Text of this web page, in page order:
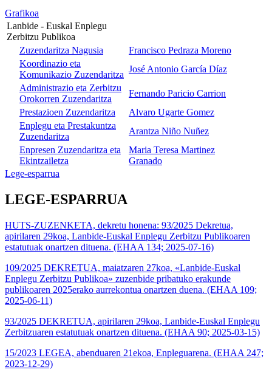
Grafikoa
Lanbide - Euskal Enplegu
Zerbitzu Publikoa
Zuzendaritza Nagusia
Francisco Pedraza Moreno
Koordinazio eta
Komunikazio Zuzendaritza
José Antonio García Díaz
Administrazio eta Zerbitzu
Orokorren Zuzendaritza
Fernando Paricio Carrion
Prestazioen Zuzendaritza
Alvaro Ugarte Gomez
Enplegu eta Prestakuntza
Zuzendaritza
Arantza Niño Nuñez
Enpresen Zuzendaritza eta
Ekintzailetza
Maria Teresa Martinez
Granado
Lege-esparrua
LEGE-ESPARRUA
HUTS-ZUZENKETA, dekretu honena: 93/2025 Dekretua,
apirilaren 29koa, Lanbide-Euskal Enplegu Zerbitzu Publikoaren
estatutuak onartzen dituena. (EHAA 134; 2025-07-16)
109/2025 DEKRETUA, maiatzaren 27koa, «Lanbide-Euskal
Enplegu Zerbitzu Publikoa» zuzenbide pribatuko erakunde
publikoaren 2025erako aurrekontua onartzen duena. (EHAA 109;
2025-06-11)
93/2025 DEKRETUA, apirilaren 29koa, Lanbide-Euskal Enplegu
Zerbitzuaren estatutuak onartzen dituena. (EHAA 90; 2025-03-15)
15/2023 LEGEA, abenduaren 21ekoa, Enpleguarena. (EHAA 247;
2023-12-29)